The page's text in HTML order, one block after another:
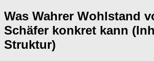
Was Wahrer Wohlstand
Schäfer konkret kann
Struktur)